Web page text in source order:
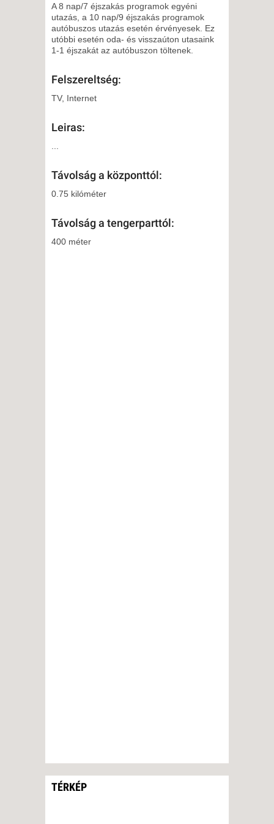
A 8 nap/7 éjszakás programok egyéni
utazás, a 10 nap/9 éjszakás programok
autóbuszos utazás esetén érvényesek. Ez
utóbbi esetén oda- és visszaúton utasaink
1-1 éjszakát az autóbuszon töltenek.
Felszereltség:
TV, Internet
Leiras:
Távolság a központtól:
0.75 kilóméter
Távolság a tengerparttól:
400 méter
TÉRKÉP